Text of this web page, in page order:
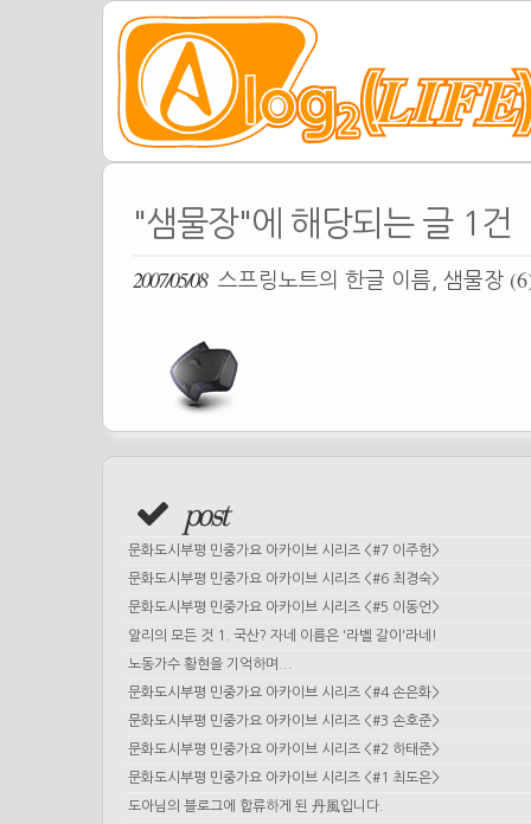
"샘물장"에 해당되는 글 1건
2007/05/08 스프링노트의 한글 이름, 샘물장
post
문화도시부평 민중가요 아카이브 시리즈 <#7 이주헌>
문화도시부평 민중가요 아카이브 시리즈 <#6 최경숙>
문화도시부평 민중가요 아카이브 시리즈 <#5 이동언>
알리의 모든 것 1. 국산? 자네 이름은 '라벨 갈이'라네!
노동가수 황현을 기억하며...
문화도시부평 민중가요 아카이브 시리즈 <#4 손은화>
문화도시부평 민중가요 아카이브 시리즈 <#3 손호준>
문화도시부평 민중가요 아카이브 시리즈 <#2 하태준>
문화도시부평 민중가요 아카이브 시리즈 <#1 최도은>
도아님의 블로그에 합류하게 된 丹風입니다.